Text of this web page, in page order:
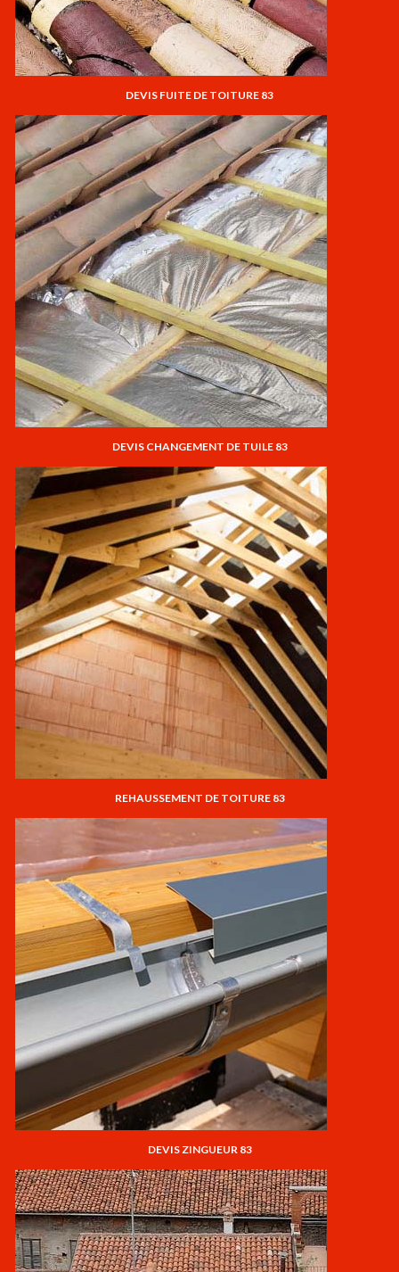
DEVIS FUITE DE TOITURE 83
DEVIS CHANGEMENT DE TUILE 83
REHAUSSEMENT DE TOITURE 83
DEVIS ZINGUEUR 83